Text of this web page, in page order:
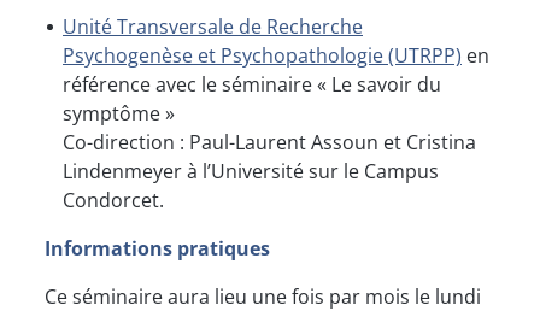
Unité Transversale de Recherche
Psychogenèse et Psychopathologie (UTRPP) en
référence avec le séminaire « Le savoir du
symptôme »
Co-direction : Paul-Laurent Assoun et Cristina
Lindenmeyer à l’Université sur le Campus
Condorcet.
Informations pratiques
Ce séminaire aura lieu une fois par mois le lundi